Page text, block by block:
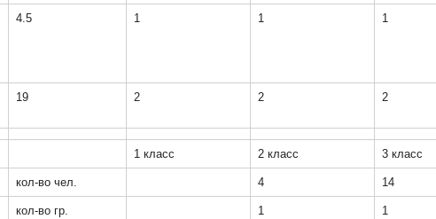
4.5 1 1 1
19 2 2 2
1 класс 2 класс 3 класс
кол-во чел. 4 14
кол-во гр. 1 1